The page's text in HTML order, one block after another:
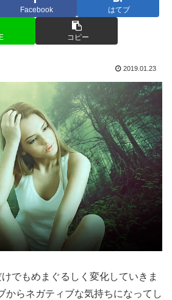
Facebook はてブ
コピー
2019.01.23
でもめまぐるしく変化していきま
からネガティブな気持ちになってし